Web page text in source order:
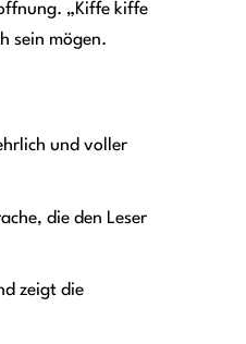
„Kiffe kiffe
sein mögen.
und voller
die den Leser
zeigt die